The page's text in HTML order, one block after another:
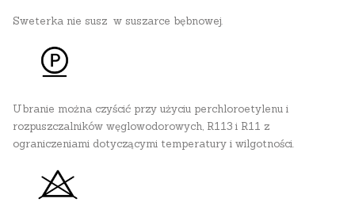
Sweterka nie susz w suszarce bębnowej.
Ubranie można czyścić przy użyciu perchloroetylenu i
rozpuszczalników węglowodorowych, R113 i R11 z
ograniczeniami dotyczącymi temperatury i wilgotności.